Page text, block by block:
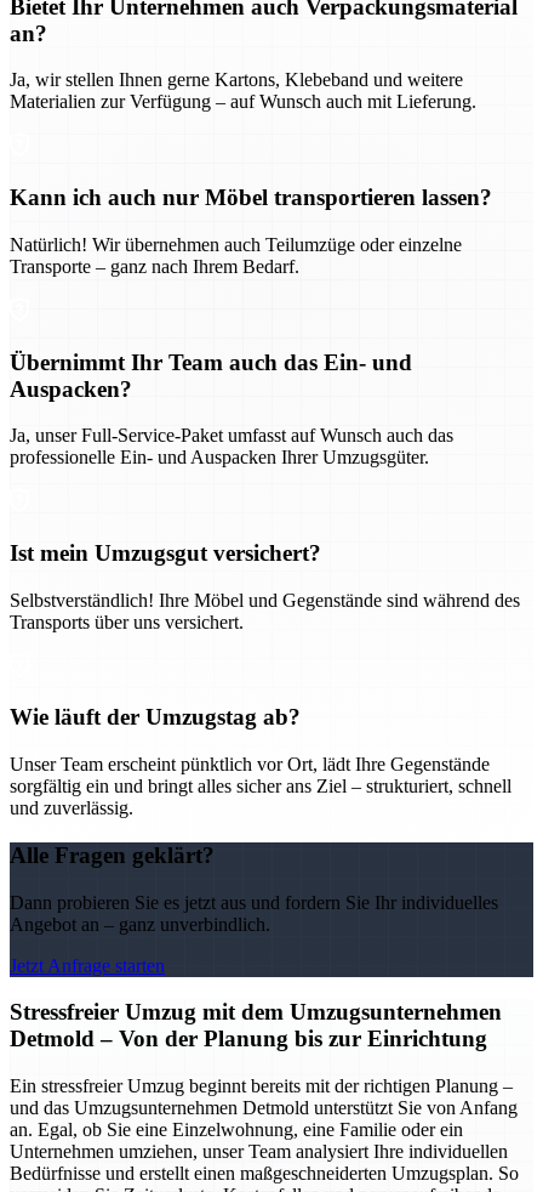
Bietet Ihr Unternehmen auch Verpackungsmaterial
an?
Ja, wir stellen Ihnen gerne Kartons, Klebeband und weitere
Materialien zur Verfügung – auf Wunsch auch mit Lieferung.
Kann ich auch nur Möbel transportieren lassen?
Natürlich! Wir übernehmen auch Teilumzüge oder einzelne
Transporte – ganz nach Ihrem Bedarf.
Übernimmt Ihr Team auch das Ein- und
Auspacken?
Ja, unser Full-Service-Paket umfasst auf Wunsch auch das
professionelle Ein- und Auspacken Ihrer Umzugsgüter.
Ist mein Umzugsgut versichert?
Selbstverständlich! Ihre Möbel und Gegenstände sind während des
Transports über uns versichert.
Wie läuft der Umzugstag ab?
Unser Team erscheint pünktlich vor Ort, lädt Ihre Gegenstände
sorgfältig ein und bringt alles sicher ans Ziel – strukturiert, schnell
und zuverlässig.
Alle Fragen geklärt?
Dann probieren Sie es jetzt aus und fordern Sie Ihr individuelles
Angebot an – ganz unverbindlich.
Jetzt Anfrage starten
Stressfreier Umzug mit dem Umzugsunternehmen
Detmold – Von der Planung bis zur Einrichtung
Ein stressfreier Umzug beginnt bereits mit der richtigen Planung –
und das Umzugsunternehmen Detmold unterstützt Sie von Anfang
an. Egal, ob Sie eine Einzelwohnung, eine Familie oder ein
Unternehmen umziehen, unser Team analysiert Ihre individuellen
Bedürfnisse und erstellt einen maßgeschneiderten Umzugsplan. So